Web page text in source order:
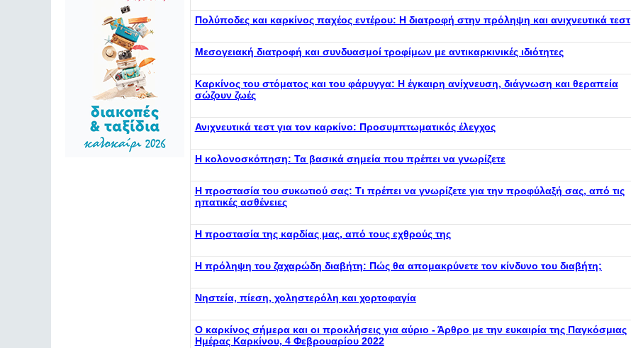
Πολύποδες και καρκίνος παχέος εντέρου: Η διατροφή στην πρόληψη και ανιχνευτικά τεστ
Μεσογειακή διατροφή και συνδυασμοί τροφίμων με αντικαρκινικές ιδιότητες
Καρκίνος του στόματος και του φάρυγγα: Η έγκαιρη ανίχνευση, διάγνωση και θεραπεία
σώζουν ζωές
Ανιχνευτικά τεστ για τον καρκίνο: Προσυμπτωματικός έλεγχος
Η κολονοσκόπηση: Τα βασικά σημεία που πρέπει να γνωρίζετε
Η προστασία του συκωτιού σας: Τι πρέπει να γνωρίζετε για την προφύλαξή σας, από τις
ηπατικές ασθένειες
Η προστασία της καρδίας μας, από τους εχθρούς της
Η πρόληψη του ζαχαρώδη διαβήτη: Πώς θα απομακρύνετε τον κίνδυνο του διαβήτη;
Νηστεία, πίεση, χοληστερόλη και χορτοφαγία
Ο καρκίνος σήμερα και οι προκλήσεις για αύριο - Άρθρο με την ευκαιρία της Παγκόσμιας
Ημέρας Καρκίνου, 4 Φεβρουαρίου 2022